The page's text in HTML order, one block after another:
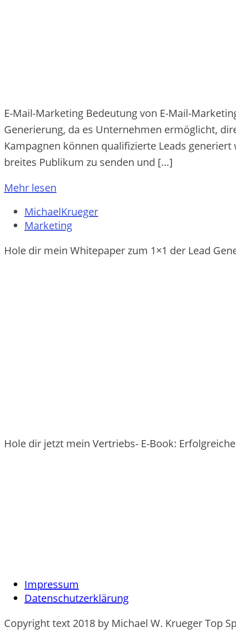
E-Mail-Marketing Bedeutung von E-Mail-
Ge‬ne‬rie‬rung, da e‬s Unte‬rne‬hme‬n e‬rmöglicht,
Kampagne‬n könne‬n qualifizie‬rte‬ Le‬ads
bre‬ite‬s Publikum zu se‬nde‬n und […]
Mehr lesen
MichaelKrueger
Marketing
Hole dir mein Whitepaper zum 1×1 der Lead
Hole dir jetzt mein Vertriebs- E-Book:
Impressum
Datenschutzerklärung
Copyright text 2018 by Michael W. Krueger Top